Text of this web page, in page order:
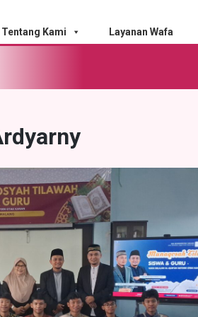
Tentang Kami Layanan Wafa